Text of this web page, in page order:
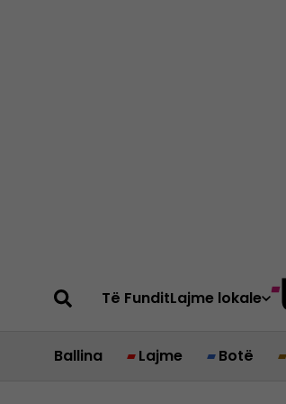
Të FunditLajme lokale
Ballina Lajme Botë